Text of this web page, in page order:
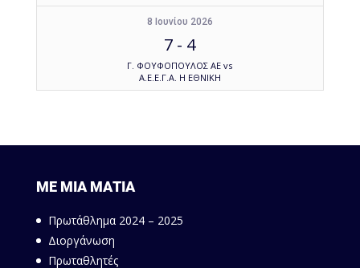
8 Ιουνίου 2026
7 - 4
Γ. ΦΟΥΦΟΠΟΥΛΟΣ ΑΕ vs
Α.Ε.Ε.Γ.Α. Η ΕΘΝΙΚΗ
ΜΕ ΜΙΑ ΜΑΤΙΑ
Πρωτάθλημα 2024 – 2025
Διοργάνωση
Πρωταθλητές